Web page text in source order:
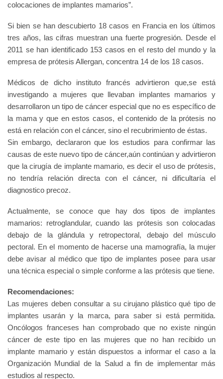
colocaciones de implantes mamarios”.
Si bien se han descubierto 18 casos en Francia en los últimos
tres años, las cifras muestran una fuerte progresión. Desde el
2011 se han identificado 153 casos en el resto del mundo y la
empresa de prótesis Allergan, concentra 14 de los 18 casos.
Médicos de dicho instituto francés advirtieron que,se está
investigando a mujeres que llevaban implantes mamarios y
desarrollaron un tipo de cáncer especial que no es específico de
la mama y que en estos casos, el contenido de la prótesis no
está en relación con el cáncer, sino el recubrimiento de éstas.
Sin embargo, declararon que los estudios para confirmar las
causas de este nuevo tipo de cáncer,aún continúan y advirtieron
que la cirugía de implante mamario, es decir el uso de prótesis,
no tendría relación directa con el cáncer, ni dificultaría el
diagnostico precoz.
Actualmente, se conoce que hay dos tipos de implantes
mamarios: retroglandular, cuando las prótesis son colocadas
debajo de la glándula y retropectoral, debajo del músculo
pectoral. En el momento de hacerse una mamografía, la mujer
debe avisar al médico que tipo de implantes posee para usar
una técnica especial o simple conforme a las prótesis que tiene.
Recomendaciones:
Las mujeres deben consultar a su cirujano plástico qué tipo de
implantes usarán y la marca, para saber si está permitida.
Oncólogos franceses han comprobado que no existe ningún
cáncer de este tipo en las mujeres que no han recibido un
implante mamario y están dispuestos a informar el caso a la
Organización Mundial de la Salud a fin de implementar más
estudios al respecto.